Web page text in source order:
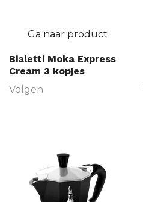
Ga naar product
Bialetti Moka Express
Cream 3 kopjes
Volgen